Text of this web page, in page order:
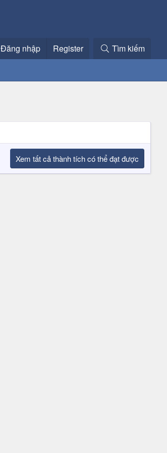
Đăng nhập Register Tìm kiếm
Xem tất cả thành tích có thể đạt được